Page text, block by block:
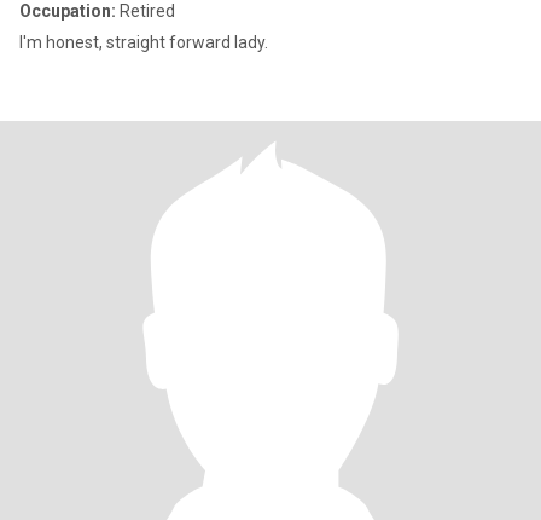
Occupation: Retired
I'm honest, straight forward lady.